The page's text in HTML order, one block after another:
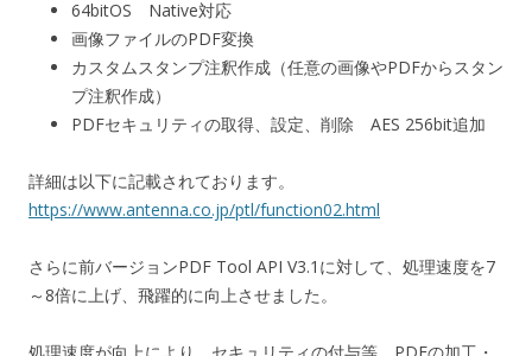
64bitOS Native対応
画像ファイルのPDF変換
カスタムスタンプ注釈作成（任意の画像やPDFからスタン
プ注釈作成）
PDFセキュリティの取得、設定、削除 AES 256bit追加
詳細は以下に記載されております。
https://www.antenna.co.jp/ptl/function02.html
さらに前バージョンPDF Tool API V3.1に対して、処理速度を7
～8倍に上げ、飛躍的に向上させました。